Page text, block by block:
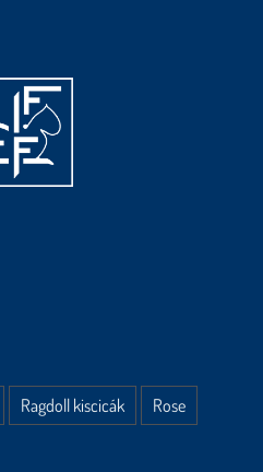
Ragdoll kiscicák
Rose